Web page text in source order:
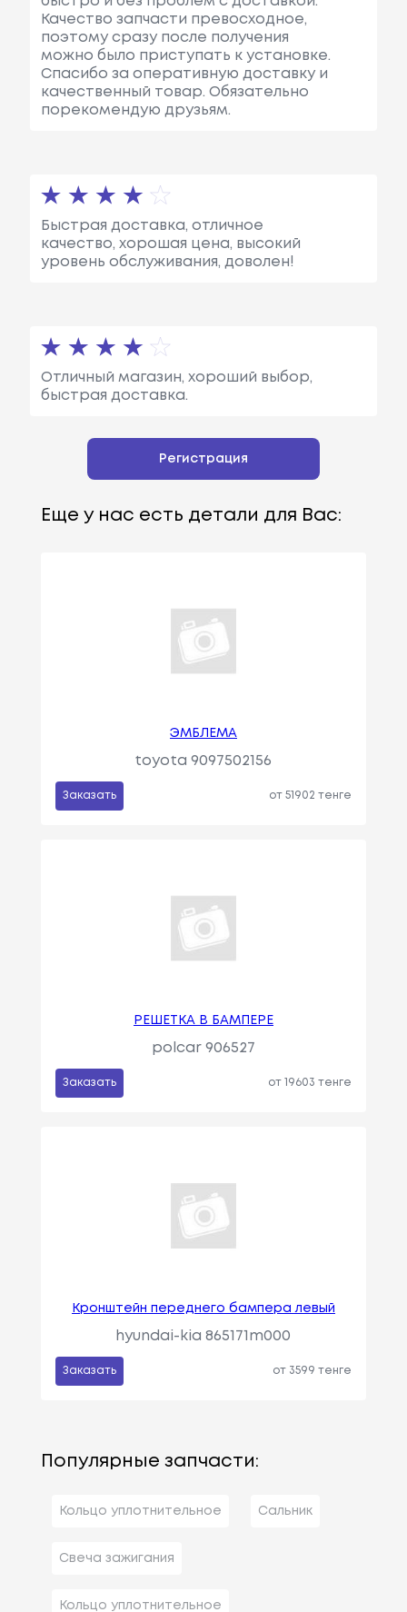
Качество запчасти превосходное,
поэтому сразу после получения
можно было приступать к установке.
Спасибо за оперативную доставку и
качественный товар. Обязательно
порекомендую друзьям.
Быстрая доставка, отличное
качество, хорошая цена, высокий
уровень обслуживания, доволен!
Отличный магазин, хороший выбор,
быстрая доставка.
Регистрация
Еще у нас есть детали для Вас:
ЭМБЛЕМА
toyota 9097502156
Заказать от 51902 тенге
РЕШЕТКА В БАМПЕРЕ
polcar 906527
Заказать от 19603 тенге
Кронштейн переднего бампера левый
hyundai-kia 865171m000
Заказать от 3599 тенге
Популярные запчасти:
Кольцо уплотнительное Сальник
Свеча зажигания
Кольцо уплотнительное